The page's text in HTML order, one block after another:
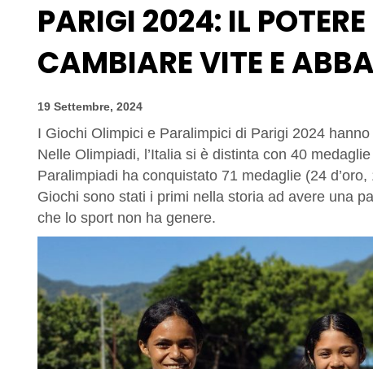
PARIGI 2024: IL POTERE
CAMBIARE VITE E
19 Settembre, 2024
I Giochi Olimpici e Paralimpici di Parigi 2024
Nelle Olimpiadi, l’Italia si è distinta con 40
Paralimpiadi ha conquistato 71 medaglie (24
Giochi sono stati i primi nella storia ad avere una
che lo sport non ha genere.